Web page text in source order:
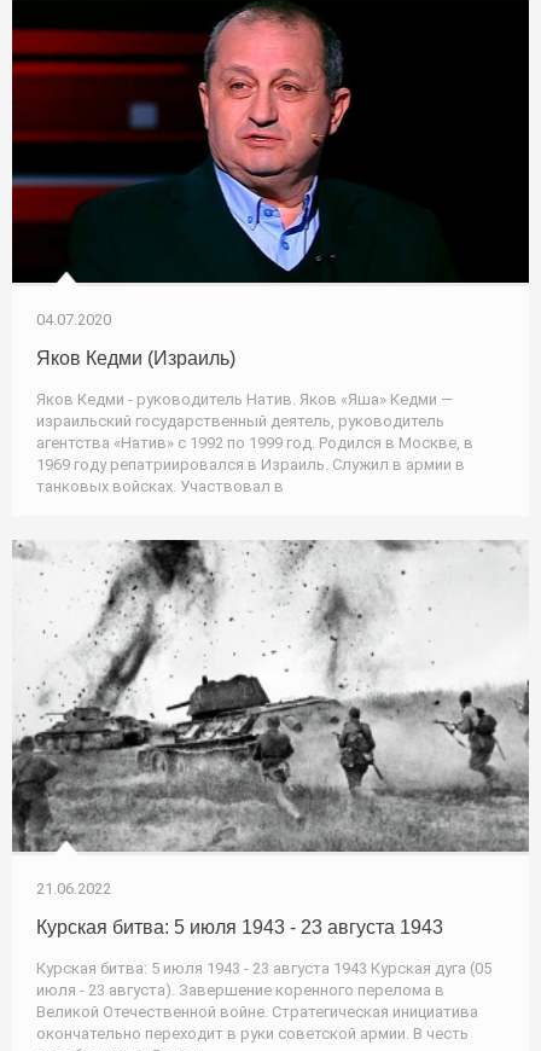
04.07.2020
Яков Кедми (Израиль)
Яков Кедми - руководитель Натив. Яков «Яша» Кедми —
израильский государственный деятель, руководитель
агентства «Натив» с 1992 по 1999 год. Родился в Москве, в
1969 году репатриировался в Израиль. Служил в армии в
танковых войсках. Участвовал в
21.06.2022
Курская битва: 5 июля 1943 - 23 августа 1943
Курская битва: 5 июля 1943 - 23 августа 1943 Курская дуга (05
июля - 23 августа). Завершение коренного перелома в
Великой Отечественной войне. Стратегическая инициатива
окончательно переходит в руки советской армии. В честь